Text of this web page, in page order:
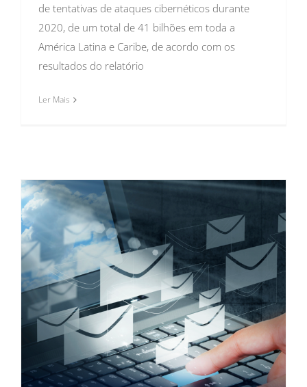
de tentativas de ataques cibernéticos durante
2020, de um total de 41 bilhões em toda a
América Latina e Caribe, de acordo com os
resultados do relatório
Ler Mais